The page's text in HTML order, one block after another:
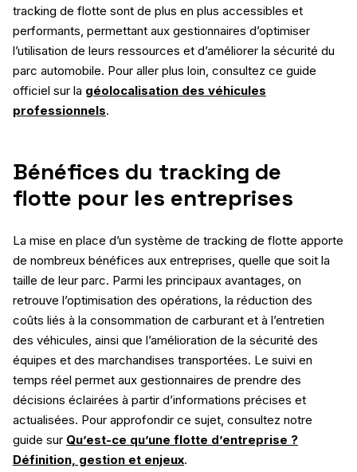
tracking de flotte sont de plus en plus accessibles et
performants, permettant aux gestionnaires d’optimiser
l’utilisation de leurs ressources et d’améliorer la sécurité du
parc automobile. Pour aller plus loin, consultez ce guide
officiel sur la géolocalisation des véhicules
professionnels.
Bénéfices du tracking de
flotte pour les entreprises
La mise en place d’un système de tracking de flotte apporte
de nombreux bénéfices aux entreprises, quelle que soit la
taille de leur parc. Parmi les principaux avantages, on
retrouve l’optimisation des opérations, la réduction des
coûts liés à la consommation de carburant et à l’entretien
des véhicules, ainsi que l’amélioration de la sécurité des
équipes et des marchandises transportées. Le suivi en
temps réel permet aux gestionnaires de prendre des
décisions éclairées à partir d’informations précises et
actualisées. Pour approfondir ce sujet, consultez notre
guide sur Qu’est-ce qu’une flotte d’entreprise ?
Définition, gestion et enjeux.